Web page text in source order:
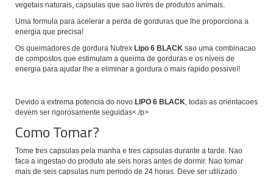
vegetais naturais, capsulas que sao livres de produtos animais.
Uma formula para acelerar a perda de gorduras que lhe proporciona a
energia que precisa!
Os queimadores de gordura Nutrex Lipo 6 BLACK sao uma combinacao
de compostos que estimulam a queima de gorduras e os níveis de
energia para ajudar lhe a eliminar a gordura o mais rapido possivel!
Devido a extrema potencia do novo LIPO 6 BLACK, todas as orientacoes
devem ser rigorosamente seguidas<./p>
Como Tomar?
Tome tres capsulas pela manha e tres capsulas durante a tarde. Nao
faca a ingestao do produto ate seis horas antes de dormir. Nao tomar
mais de seis capsulas num periodo de 24 horas. Deve ser utilizado